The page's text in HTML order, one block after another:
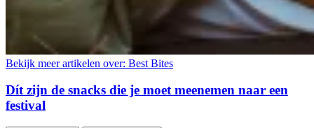
Bekijk meer artikelen over: Best Bites
Dít zijn de snacks die je moet meenemen naar een
festival